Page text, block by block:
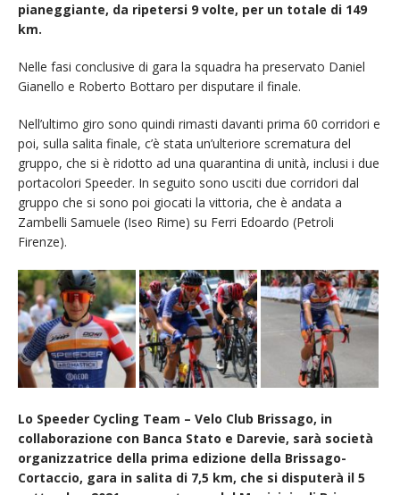
pianeggiante, da ripetersi 9 volte, per un totale di 149
km.
Nelle fasi conclusive di gara la squadra ha preservato Daniel
Gianello e Roberto Bottaro per disputare il finale.
Nell’ultimo giro sono quindi rimasti davanti prima 60 corridori e
poi, sulla salita finale, c’è stata un’ulteriore scrematura del
gruppo, che si è ridotto ad una quarantina di unità, inclusi i due
portacolori Speeder. In seguito sono usciti due corridori dal
gruppo che si sono poi giocati la vittoria, che è andata a
Zambelli Samuele (Iseo Rime) su Ferri Edoardo (Petroli
Firenze).
Lo Speeder Cycling Team – Velo Club Brissago, in
collaborazione con Banca Stato e Darevie, sarà società
organizzatrice della prima edizione della Brissago-
Cortaccio, gara in salita di 7,5 km, che si disputerà il 5